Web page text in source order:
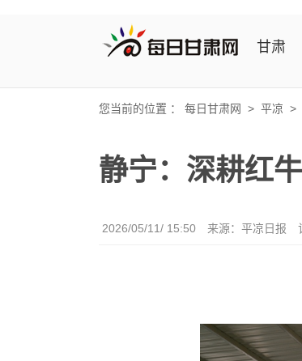
甘肃
您当前的位置 ： 每日甘肃网 > 平凉 >
静宁：深耕红
2026/05/11/ 15:50 来源：平凉日报